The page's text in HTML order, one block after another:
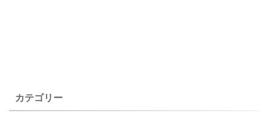
カテゴリー